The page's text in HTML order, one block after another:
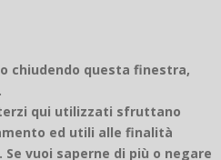
chiudendo questa finestra,
qui utilizzati sfruttano
ed utili alle finalità
. Se vuoi saperne di più o negare